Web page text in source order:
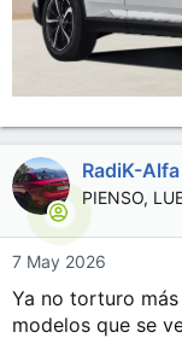
RadiK-Alfa
PIENSO,
7 May 2026
Ya no torturo
modelos que se